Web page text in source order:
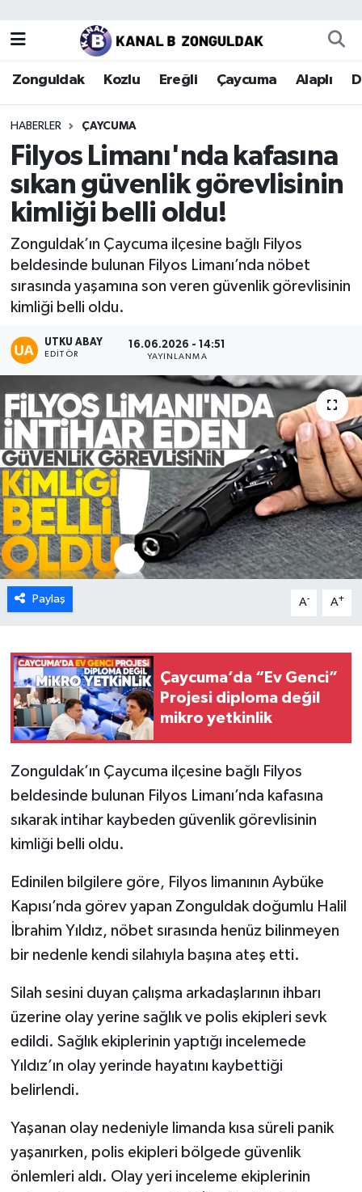
Zonguldak Kozlu Ereğli Çaycuma Alaplı
HABERLER ÇAYCUMA
Filyos Limanı'nda kafasına
sıkan güvenlik görevlisinin
kimliği belli oldu!
Zonguldak’ın Çaycuma ilçesine bağlı Filyos
beldesinde bulunan Filyos Limanı’nda nöbet
sırasında yaşamına son veren güvenlik görevlisinin
kimliği belli oldu.
UTKU ABAY
EDITÖR
16.06.2026 - 14:51
YAYINLANMA
Paylaş A- A+
Çaycuma’da “Ev Genci”
Projesi diploma değil
mikro yetkinlik
Zonguldak’ın Çaycuma ilçesine bağlı Filyos
beldesinde bulunan Filyos Limanı’nda kafasına
sıkarak intihar kaybeden güvenlik görevlisinin
kimliği belli oldu.
Edinilen bilgilere göre, Filyos limanının Aybüke
Kapısı’nda görev yapan Zonguldak doğumlu Halil
İbrahim Yıldız, nöbet sırasında henüz bilinmeyen
bir nedenle kendi silahıyla başına ateş etti.
Silah sesini duyan çalışma arkadaşlarının ihbarı
üzerine olay yerine sağlık ve polis ekipleri sevk
edildi. Sağlık ekiplerinin yaptığı incelemede
Yıldız’ın olay yerinde hayatını kaybettiği
belirlendi.
Yaşanan olay nedeniyle limanda kısa süreli panik
yaşanırken, polis ekipleri bölgede güvenlik
önlemleri aldı. Olay yeri inceleme ekiplerinin
Zonguldak
Kozlu
Çaycuma
Alaplı
Devrek
Gökçebey
Bartın
Karabük
Spor
Ulusal
Zonguldak Nöbetçi Eczaneler
Zonguldak Hava Durumu
Zonguldak Trafik Yoğunluk Haritası
Puan Durumu ve Fikstür
Tüm Manşetler
Son Dakika Haberleri
Haber Arşivi